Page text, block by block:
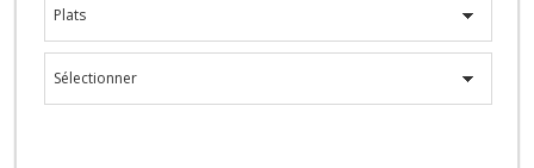
Plats
Sélectionner